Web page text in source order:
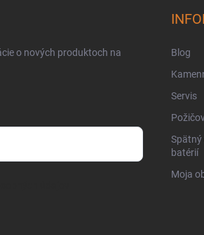
o nových produktoch na
Blog
Servis
Spätný
batérií
Moja